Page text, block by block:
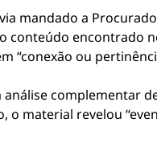
mandado a
conteúdo encontrado
“conexão ou
análise complementar
o material revelou